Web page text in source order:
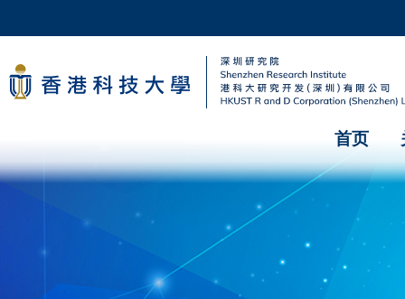
首页